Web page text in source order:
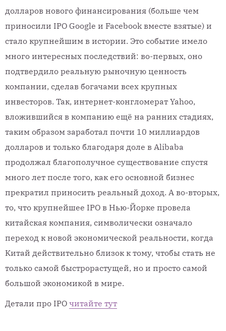
долларов нового финансирования (больше чем
приносили IPO Google и Facebook вместе взятые) и
стало крупнейшим в истории. Это событие имело
много интересных последствий: во-первых, оно
подтвердило реальную рыночную ценность
компании, сделав богачами всех крупных
инвесторов. Так, интернет-конгломерат Yahoo,
вложившийся в компанию ещё на ранних стадиях,
таким образом заработал почти 10 миллиардов
долларов и только благодаря доле в Alibaba
продолжал благополучное существование спустя
много лет после того, как его основной бизнес
прекратил приносить реальный доход. А во-вторых,
то, что крупнейшее IPO в Нью-Йорке провела
китайская компания, символически означало
переход к новой экономической реальности, когда
Китай действительно близок к тому, чтобы стать не
только самой быстрорастущей, но и просто самой
большой экономикой в мире.
Детали про IPO читайте тут